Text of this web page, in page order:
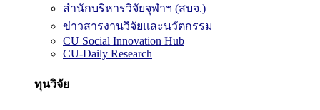
สำนักบริหารวิจัยจุฬาฯ (สบจ.)
ข่าวสารงานวิจัยและนวัตกรรม
CU Social Innovation Hub
CU-Daily Research
ทุนวิจัย